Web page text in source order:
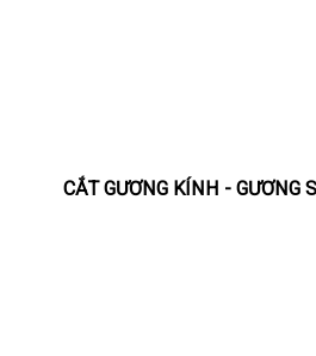
CẮT GƯƠNG KÍNH - GƯƠNG